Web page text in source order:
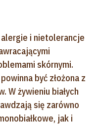
alergie i nietolerancje
skórnymi.
być złożona z
W żywieniu białych
się zarówno
jak i